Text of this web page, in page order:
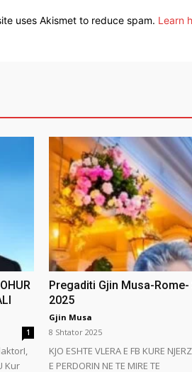
uses Akismet to reduce spam. Learn
1
Pregaditi Gjin Musa-
2025
Gjin Musa
8 Shtator 2025
KJO ESHTE VLERA E FB KURE
E PERDORIN NE TE MIRE TE